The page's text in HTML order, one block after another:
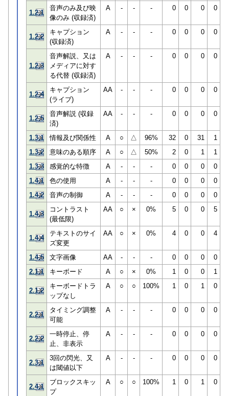
1.2.1
音声のみ及び映
像のみ (収録済)
A - - - 0 0 0 0
1.2.2
キャプション
(収録済)
A - - - 0 0 0 0
1.2.3
音声解説、又は
メディアに対す
る代替 (収録済)
A - - - 0 0 0 0
1.2.4
キャプション
(ライブ)
AA - - - 0 0 0 0
1.2.5
音声解説 (収録
済)
AA - - - 0 0 0 0
1.3.1 情報及び関係性 A ○ △ 96% 32 0 31
1
1.3.2
意味のある順序 A ○ △ 50% 2 0 1
1
1.3.3
感覚的な特徴 A - - - 0 0 0
0
1.4.1
色の使用 A - - - 0 0 0
0
1.4.2
音声の制御 A - - - 0 0 0 0
1.4.3
コントラスト
(最低限)
AA ○ × 0% 5 0 0 5
1.4.4
テキストのサイ
ズ変更
AA ○ × 0% 4 0 0 4
1.4.5 文字画像 AA - - - 0 0 0
0
2.1.1
キーボード A ○ × 0% 1 0 0 1
2.1.2
キーボードトラ
ップなし
A ○ ○ 100% 1 0 1 0
2.2.1
タイミング調整
可能
A - - - 0 0 0 0
2.2.2
一時停止、停
止、非表示
A - - - 0 0 0 0
2.3.1
3回の閃光、又
は閾値以下
A - - - 0 0 0 0
2.4.1
ブロックスキッ
プ
A ○ ○ 100% 1 0 1 0